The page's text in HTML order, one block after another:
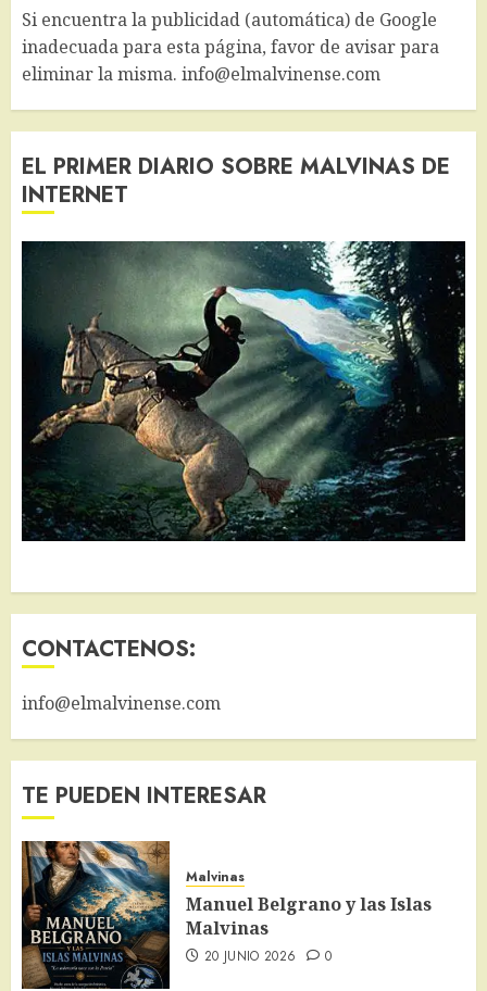
Si encuentra la publicidad (automática) de Google
inadecuada para esta página, favor de avisar para
eliminar la misma. info@elmalvinense.com
EL PRIMER DIARIO SOBRE MALVINAS DE
INTERNET
CONTACTENOS:
info@elmalvinense.com
TE PUEDEN INTERESAR
Malvinas
Manuel Belgrano y las Islas
Malvinas
20 JUNIO 2026 0